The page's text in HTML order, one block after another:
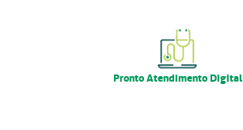
Pronto Atendimento Digital